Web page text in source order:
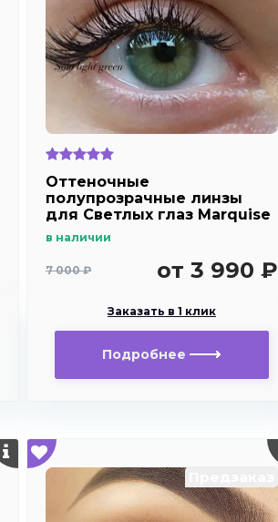
Оттеночные
полупрозрачные линзы
для Светлых глаз Marquise
дальнозоркости и
близорукости
в наличии
7 000 ₽ от 3 990 ₽
Заказать в 1 клик
Подробнее